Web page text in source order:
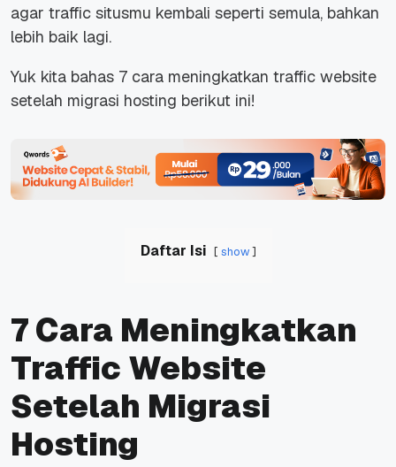
agar traffic situsmu kembali seperti semula, bahkan
lebih baik lagi.
Yuk kita bahas 7 cara meningkatkan traffic website
setelah migrasi hosting berikut ini!
Daftar Isi show
7 Cara Meningkatkan
Traffic Website
Setelah Migrasi
Hosting